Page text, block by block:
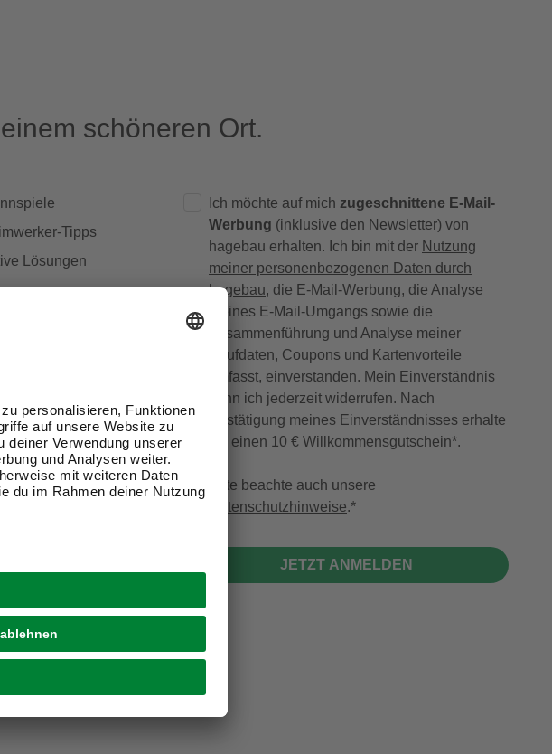
schöneren Ort.
Tipps
Lösungen
Ich möchte auf mich zugeschnittene E-Mail-
Werbung (inklusive den Newsletter) von
hagebau erhalten. Ich bin mit der Nutzung
meiner personenbezogenen Daten durch
hagebau, die E-Mail-Werbung, die Analyse
meines E-Mail-Umgangs sowie die
Zusammenführung und Analyse meiner
Kaufdaten, Coupons und Kartenvorteile
umfasst, einverstanden. Mein Einverständnis
kann ich jederzeit widerrufen. Nach
Bestätigung meines Einverständnisses erhalte
ich einen 10 € Willkommensgutschein*.
Bitte beachte auch unsere
Datenschutzhinweise.
JETZT ANMELDEN